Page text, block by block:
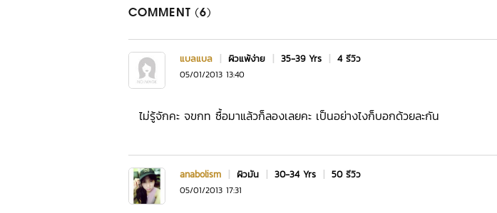
COMMENT (6)
แบลแบล | ผิวแพ้ง่าย | 35-39 Yrs | 4 รีวิว
05/01/2013 13:40
ไม่รู้จักคะ จขกท ซื้อมาแล้วก็ลองเลยคะ เป็นอย่างไงก็บอกด้วยละกัน
anabolism | ผิวมัน | 30-34 Yrs | 50 รีวิว
05/01/2013 17:31